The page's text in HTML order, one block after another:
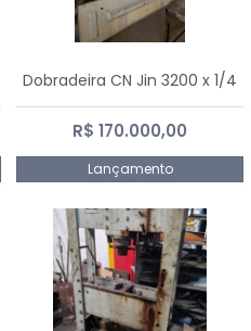
Dobradeira CN Jin 3200 x 1/4
R$ 170.000,00
Lançamento